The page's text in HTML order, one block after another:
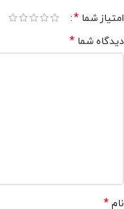
امتیاز شما *
دیدگاه شما *
نام*